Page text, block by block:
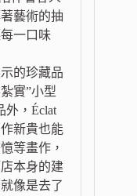
藝術的抽
一口味
的珍藏品
實”小型
外，Éclat
新貴也能
等畫作，
本身的建
像是去了